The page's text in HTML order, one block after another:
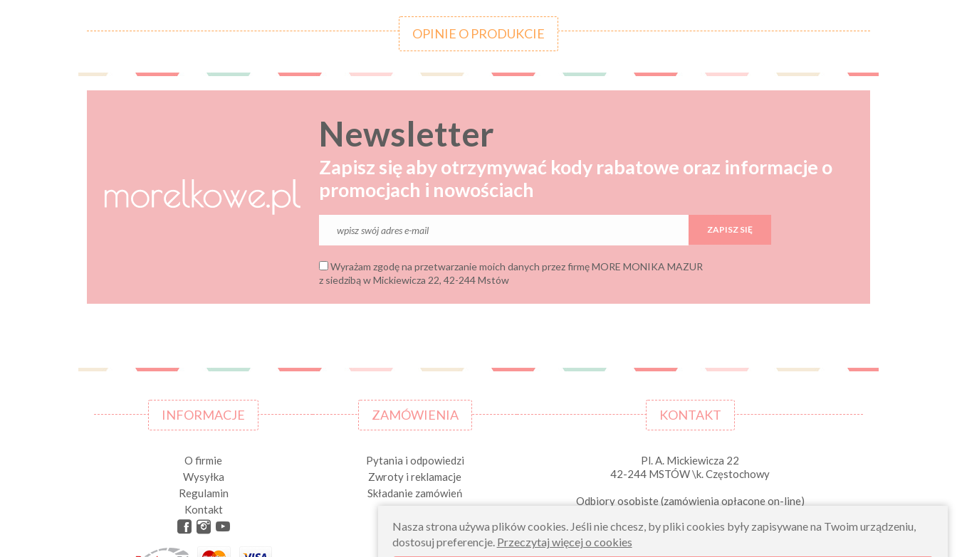
OPINIE O PRODUKCIE
Newsletter
Zapisz się aby otrzymywać kody rabatowe oraz informacje o
promocjach i nowościach
ZAPISZ SIĘ
Wyrażam zgodę na przetwarzanie moich danych przez firmę MORE MONIKA MAZUR
z siedzibą w Mickiewicza 22, 42-244 Mstów
INFORMACJE
O firmie
Wysyłka
Regulamin
Kontakt
ZAMÓWIENIA
Pytania i odpowiedzi
Zwroty i reklamacje
Składanie zamówień
KONTAKT
Pl. A. Mickiewicza 22
42-244 MSTÓW \k. Częstochowy
Odbiory osobiste (zamówienia opłacone on-line)
sklep@morelkowe.pl
Nasza strona używa plików cookies. Jeśli nie chcesz, by pliki cookies były zapisywane na Twoim urządzeniu,
dostosuj preferencje. Przeczytaj więcej o cookies